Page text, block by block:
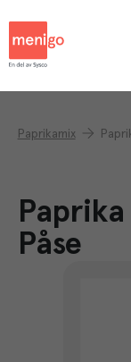
Paprikamix
Påse